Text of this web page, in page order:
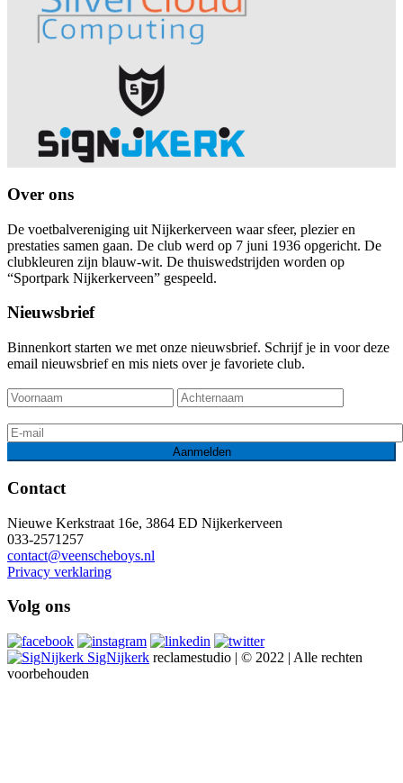
Over ons
De voetbalvereniging uit Nijkerkerveen waar sfeer, plezier en
prestaties samen gaan. De club werd op 7 juni 1936 opgericht. De
clubkleuren zijn blauw-wit. De thuiswedstrijden worden op
“Sportpark Nijkerkerveen” gespeeld.
Nieuwsbrief
Binnenkort starten we met onze nieuwsbrief. Schrijf je in voor deze
email nieuwsbrief en mis niets over je favoriete club.
Contact
Nieuwe Kerkstraat 16e, 3864 ED Nijkerkerveen
033-2571257
contact@veenscheboys.nl
Privacy verklaring
Volg ons
SigNijkerk reclamestudio | © 2022 | Alle rechten
voorbehouden